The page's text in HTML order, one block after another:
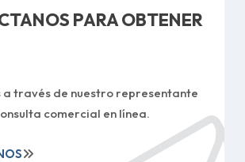
PARA OBTENER
a través de nuestro representante
comercial en línea.